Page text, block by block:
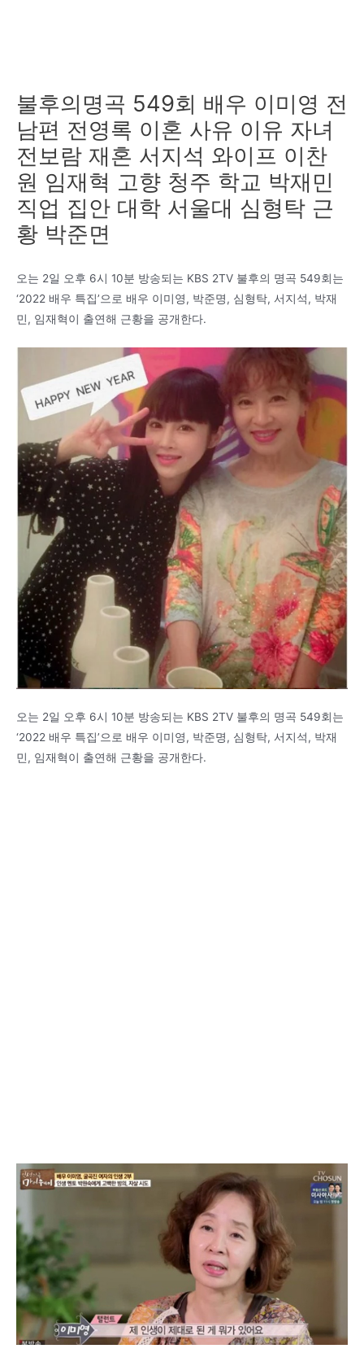
불후의명곡 549회 배우 이미영 전
남편 전영록 이혼 사유 이유 자녀
전보람 재혼 서지석 와이프 이찬
원 임재혁 고향 청주 학교 박재민
직업 집안 대학 서울대 심형탁 근
황 박준면
오는 2일 오후 6시 10분 방송되는 KBS 2TV 불후의 명곡 549회는
‘2022 배우 특집’으로 배우 이미영, 박준명, 심형탁, 서지석, 박재
민, 임재혁이 출연해 근황을 공개한다.
오는 2일 오후 6시 10분 방송되는 KBS 2TV 불후의 명곡 549회는
‘2022 배우 특집’으로 배우 이미영, 박준명, 심형탁, 서지석, 박재
민, 임재혁이 출연해 근황을 공개한다.